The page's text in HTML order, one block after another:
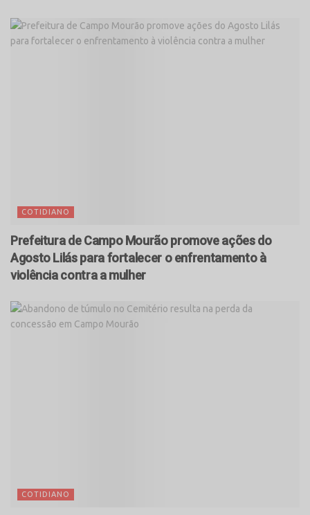
COTIDIANO
Prefeitura de Campo Mourão promove ações do
Agosto Lilás para fortalecer o enfrentamento à
violência contra a mulher
COTIDIANO